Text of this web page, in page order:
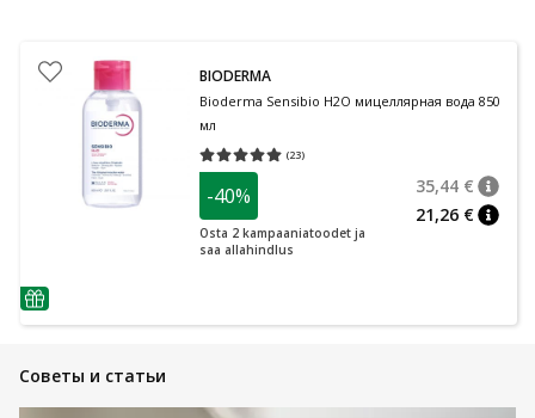
nõuanne
BIODERMA
Bioderma Sensibio H2O мицеллярная вода 850
мл
(23)
Средняя оценка 5.00
-40%
Osta 2 kampaaniatoodet ja
saa allahindlus
35,44 €
21,26 €
Советы и статьи